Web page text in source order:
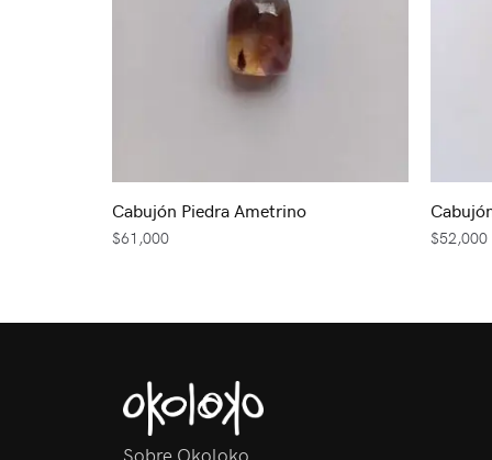
Cabujón Piedra Ametrino
$61,000 $52,000
Sobre Okoloko